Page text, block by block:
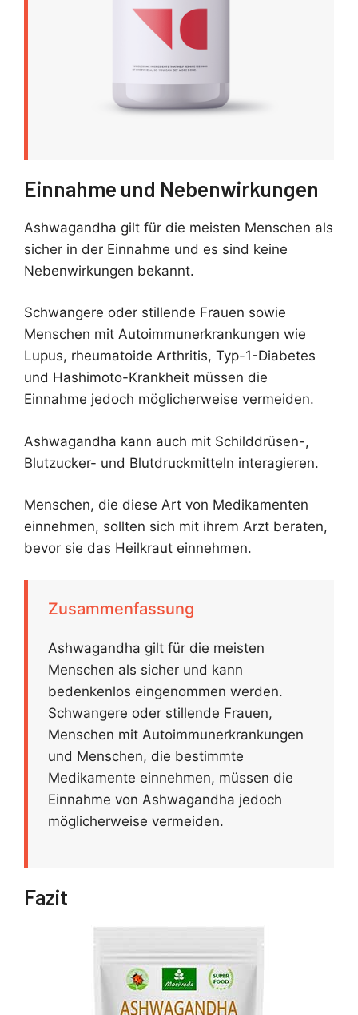
Einnahme und Nebenwirkungen
Ashwagandha gilt für die meisten Menschen als
sicher in der Einnahme und es sind keine
Nebenwirkungen bekannt.
Schwangere oder stillende Frauen sowie
Menschen mit Autoimmunerkrankungen wie
Lupus, rheumatoide Arthritis, Typ-1-Diabetes
und Hashimoto-Krankheit müssen die
Einnahme jedoch möglicherweise vermeiden.
Ashwagandha kann auch mit Schilddrüsen-,
Blutzucker- und Blutdruckmitteln interagieren.
Menschen, die diese Art von Medikamenten
einnehmen, sollten sich mit ihrem Arzt beraten,
bevor sie das Heilkraut einnehmen.
Zusammenfassung
Ashwagandha gilt für die meisten
Menschen als sicher und kann
bedenkenlos eingenommen werden.
Schwangere oder stillende Frauen,
Menschen mit Autoimmunerkrankungen
und Menschen, die bestimmte
Medikamente einnehmen, müssen die
Einnahme von Ashwagandha jedoch
möglicherweise vermeiden.
Fazit